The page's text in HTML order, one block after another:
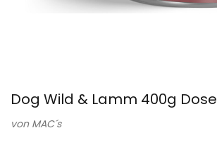
Dog Wild & Lamm 400g Dose
von MAC´s